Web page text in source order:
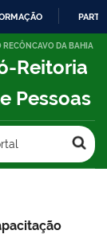
RECÔNCAVO DA BAHIA
Reitoria
Pessoas